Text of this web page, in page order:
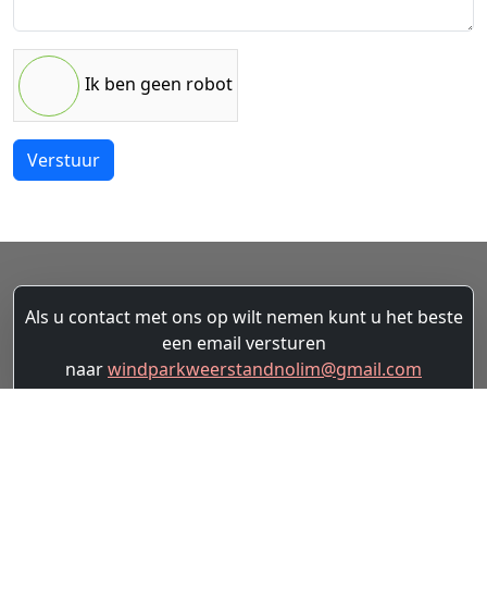
Ik ben geen robot
Verstuur
Als u contact met ons op wilt nemen kunt u het beste
een email versturen
naarwindparkweerstandnolim@gmail.com